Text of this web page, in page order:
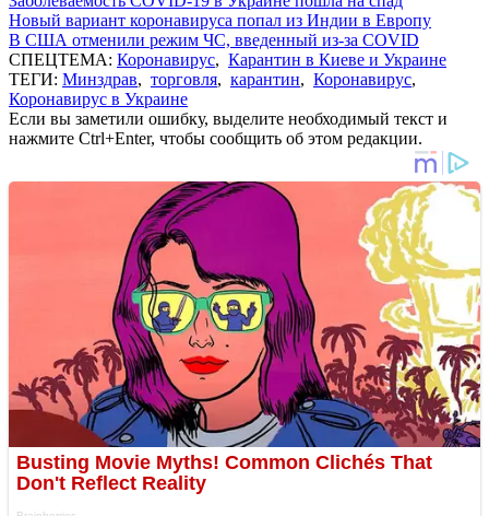
Новый вариант коронавируса попал из Индии в Европу
В США отменили режим ЧС, введенный из-за COVID
СПЕЦТЕМА: Коронавирус, Карантин в Киеве и Украине
ТЕГИ: Минздрав, торговля, карантин, Коронавирус,
Коронавирус в Украине
Если вы заметили ошибку, выделите необходимый текст и
нажмите Ctrl+Enter, чтобы сообщить об этом редакции.